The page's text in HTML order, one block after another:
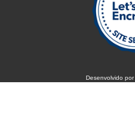
Desenvolvido por